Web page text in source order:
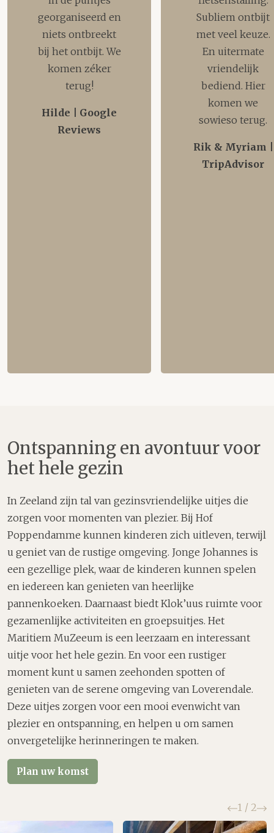
georganiseerd en
niets ontbreekt
bij het ontbijt. We
komen zéker
terug!
Hilde | Google
Reviews
Subliem ontbijt
met veel keuze.
En uitermate
vriendelijk
bediend. Hier
komen we
sowieso terug.
Rik & Myriam |
TripAdvisor
Ontspanning en avontuur voor
het hele gezin
In Zeeland zijn tal van gezinsvriendelijke uitjes die
zorgen voor momenten van plezier. Bij Hof
Poppendamme kunnen kinderen zich uitleven, terwijl
u geniet van de rustige omgeving. Jonge Johannes is
een gezellige plek, waar de kinderen kunnen spelen
en iedereen kan genieten van heerlijke
pannenkoeken. Daarnaast biedt Klok’uus ruimte voor
gezamenlijke activiteiten en groepsuitjes. Het
Maritiem MuZeeum is een leerzaam en interessant
uitje voor het hele gezin. En voor een rustiger
moment kunt u samen zeehonden spotten of
genieten van de serene omgeving van Loverendale.
Deze uitjes zorgen voor een mooi evenwicht van
plezier en ontspanning, en helpen u om samen
onvergetelijke herinneringen te maken.
Plan uw komst
Vorige
1 / 2